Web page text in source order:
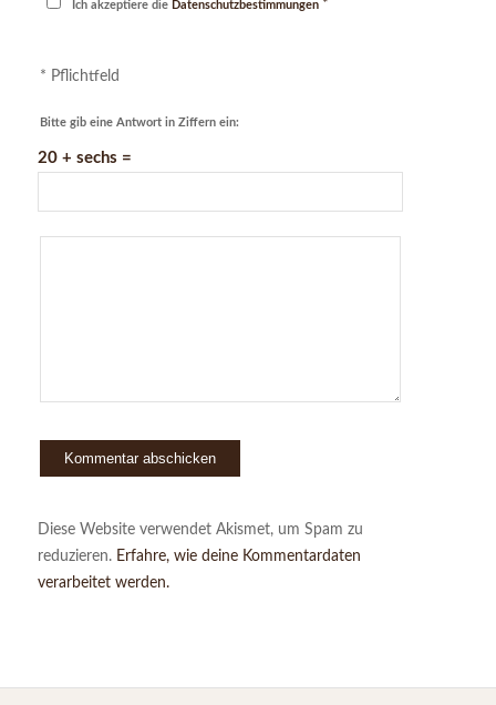
Ich akzeptiere die Datenschutzbestimmungen *
* Pflichtfeld
Bitte gib eine Antwort in Ziffern ein:
20 + sechs =
Diese Website verwendet Akismet, um Spam zu
reduzieren. Erfahre, wie deine Kommentardaten
verarbeitet werden.